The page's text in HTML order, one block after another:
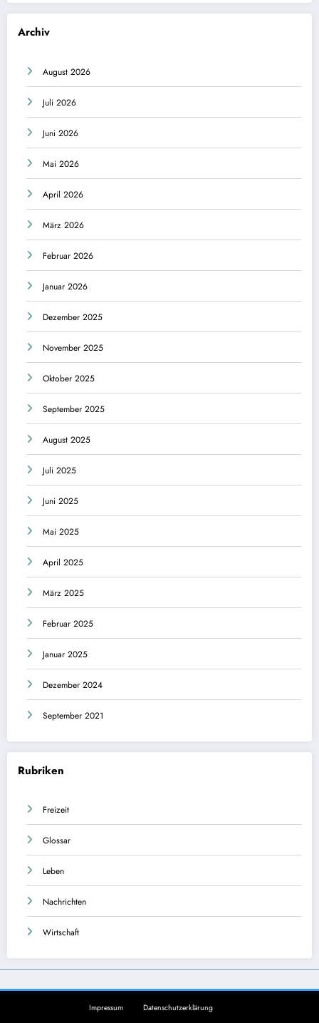
Archiv
August 2026
Juli 2026
Juni 2026
Mai 2026
April 2026
März 2026
Februar 2026
Januar 2026
Dezember 2025
November 2025
Oktober 2025
September 2025
August 2025
Juli 2025
Juni 2025
Mai 2025
April 2025
März 2025
Februar 2025
Januar 2025
Dezember 2024
September 2021
Rubriken
Freizeit
Glossar
Leben
Nachrichten
Wirtschaft
Impressum Datenschutzerklärung